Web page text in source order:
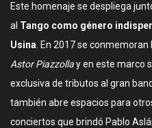
Este homenaje se despliega
al Tango como género
Usina . En 2017 se
Astor Piazzollay en este marco
exclusiva de tributos al gran
también abre espacios para
conciertos que brindó Pablo